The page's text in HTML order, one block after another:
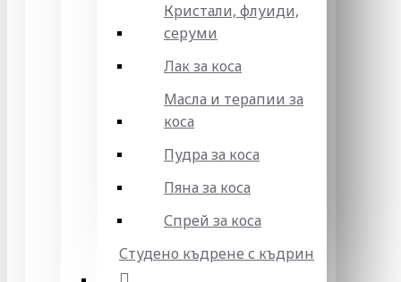
Кристали, флуиди,
серуми
Лак за коса
Масла и терапии за
коса
Пудра за коса
Пяна за коса
Спрей за коса
Студено къдрене с къдрин